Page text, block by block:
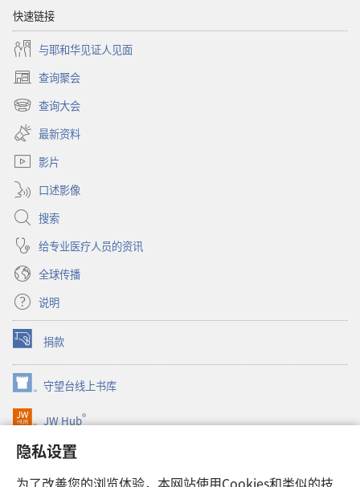
隐私设置
为了改善您的浏览体验，本网站使用Cookies和类似的技
快速链接
与耶和华见证人见面
查询聚会
（打
开
新
窗
口）
查询大会
（打
开
新
窗
最新资料
影片
口述影像
搜索
给专业医疗人员的资讯
全球传播
说明
捐款
（打
开
新
窗
口）
守望台线上书库
（打
开
新
口）
JW Hub®
（打
开
新
JW Library®